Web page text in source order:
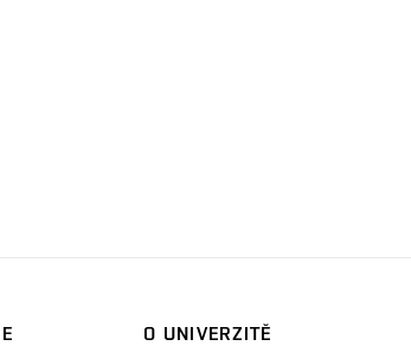
O UNIVERZITĚ